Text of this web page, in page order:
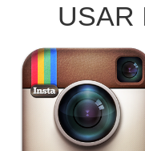
USAR